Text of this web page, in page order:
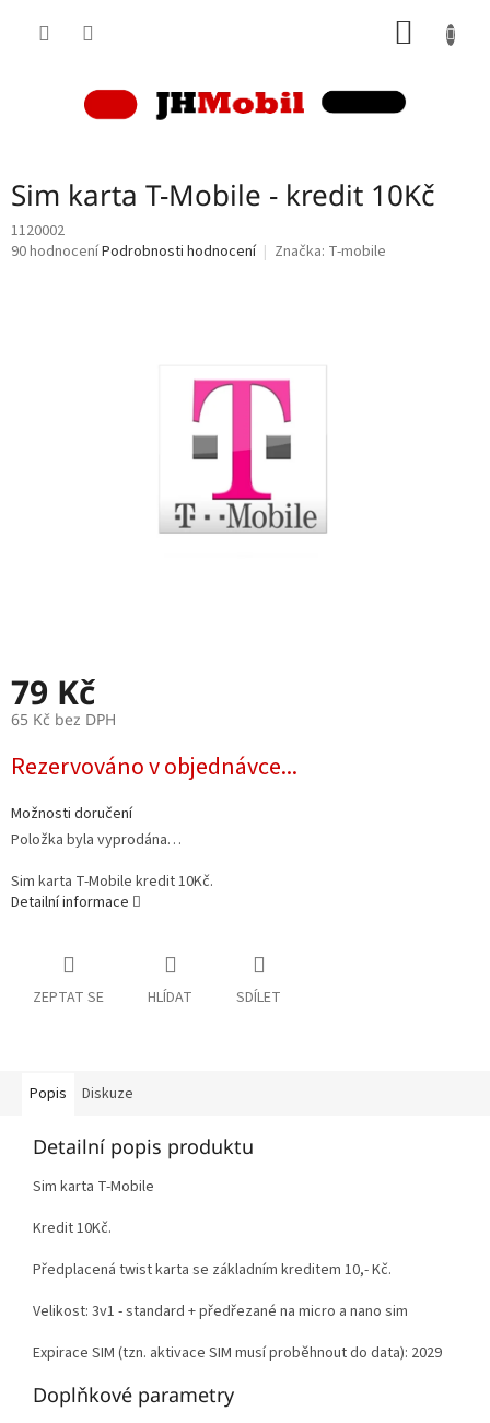
Sim karta T-Mobile - kredit 10Kč
1120002
Průměrné
90 hodnoceníPodrobnosti hodnocení Značka: T-mobile
79 Kč
65 Kč bez DPH
cena:
Rezervováno v objednávce...
Možnosti doručení
Položka byla vyprodána…
Sim karta T-Mobile kredit 10Kč.
Detailní informace
ZEPTAT SE HLÍDAT SDÍLET
Popis Diskuze
Detailní popis produktu
Sim karta T-Mobile
Kredit 10Kč.
Předplacená twist karta se základním kreditem 10,- Kč.
Velikost: 3v1 - standard + předřezané na micro a nano sim
Expirace SIM (tzn. aktivace SIM musí proběhnout do data): 2029
Doplňkové parametry